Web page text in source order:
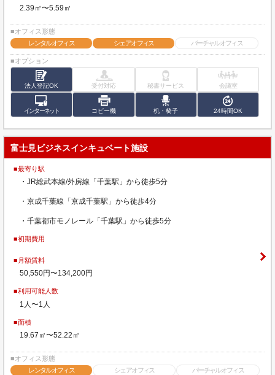
2.39㎡〜5.59㎡
■オフィス形態
レンタルオフィス
シェアオフィス バーチャルオフィス
■オプション
法人登記OK 受付対応 秘書サービス 会議室
インターネット コピー機 机・椅子 24時間OK
富士見ビジネスインキュベート施設
■最寄り駅
・JR総武本線/外房線「千葉駅」から徒歩5分
・京成千葉線「京成千葉駅」から徒歩4分
・千葉都市モノレール「千葉駅」から徒歩5分
■初期費用
■月額賃料
50,550円〜134,200円
■利用可能人数
1人〜1人
■面積
19.67㎡〜52.22㎡
■オフィス形態
レンタルオフィス
シェアオフィス バーチャルオフィス